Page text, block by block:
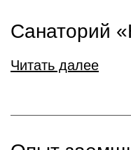
Санаторий
Читать далее